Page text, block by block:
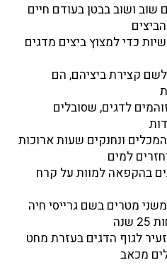
שוב ושוב בבטן בעודם חיים
כדי למצוץ ביצים מדגים
קצירת ביציהם, הם
לדגים, שסובלים
ונחנקים שעות ארוכות
למים
בהקפאה למוות על קרח
מטרים בשם גרייסי חיה
לגוף הדגים בעזרת מחט
מכאב